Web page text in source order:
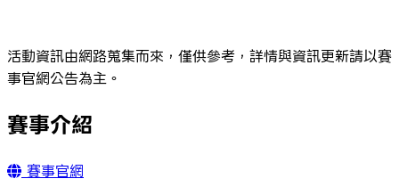
活動資訊由網路蒐集而來，僅供參考，詳情與資訊更新請以賽
事官網公告為主。
賽事介紹
賽事官網